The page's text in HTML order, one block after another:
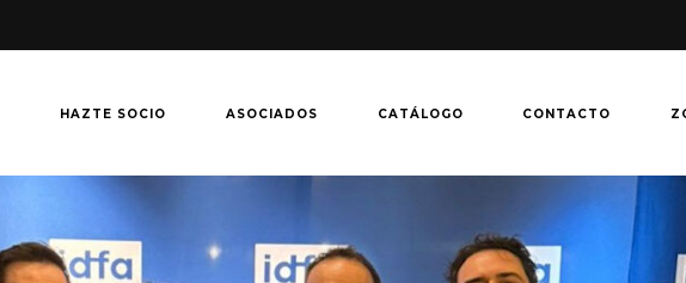
HAZTE SOCIO ASOCIADOS CATÁLOGO CONTACTO